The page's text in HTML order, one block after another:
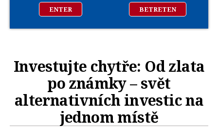
ENTER BETRETEN
Investujte chytře: Od zlata
po známky – svět
alternativních investic na
jednom místě